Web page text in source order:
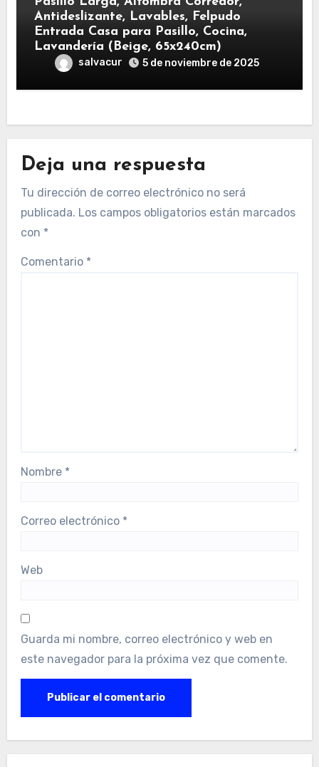
Antideslizante, Lavables, Felpudo
Entrada Casa para Pasillo, Cocina,
Lavandería (Beige, 65x240cm)
salvacur 5 de noviembre de 2025
Deja una respuesta
Tu dirección de correo electrónico no será
publicada. Los campos obligatorios están marcados
con *
Comentario *
Nombre *
Correo electrónico *
Web
Guarda mi nombre, correo electrónico y web en
este navegador para la próxima vez que comente.